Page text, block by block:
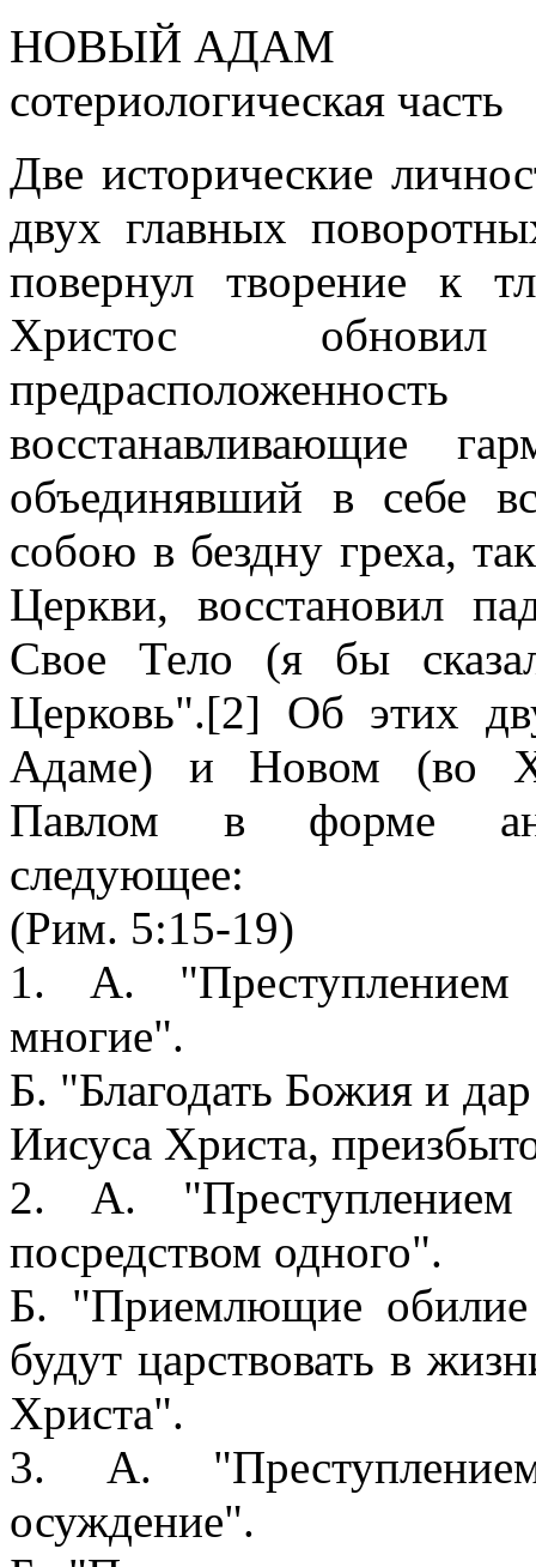
НОВЫЙ АДАМ
сотериологическая часть
Две исторические
двух главных
повернул творение к
Христос
восстанавливающие
объединявший в себе
собою в бездну греха,
Церкви, восстановил
Свое Тело (я бы
Церковь".[2] Об этих
Адаме) и Новом (во
Павлом в форме
следующее:
(Рим. 5:15-19)
1. А. "Преступлением
многие".
Б. "Благодать Божия и
Иисуса Христа,
2. А. "Преступлением
посредством одного".
Б. "Приемлющие обилие
будут царствовать в
Христа".
3. А.
осуждение".